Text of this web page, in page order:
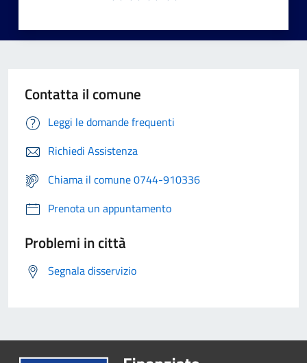
Contatta il comune
Leggi le domande frequenti
Richiedi Assistenza
Chiama il comune 0744-910336
Prenota un appuntamento
Problemi in città
Segnala disservizio